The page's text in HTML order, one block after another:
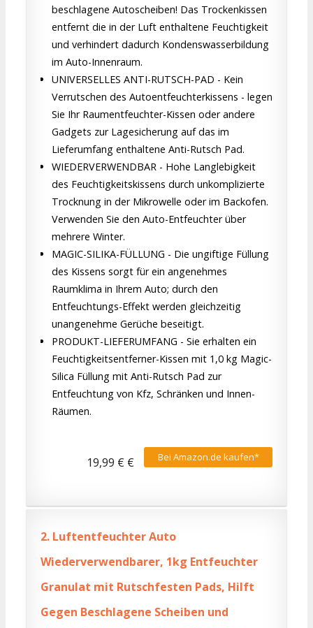
beschlagene Autoscheiben! Das Trockenkissen
entfernt die in der Luft enthaltene Feuchtigkeit
und verhindert dadurch Kondenswasserbildung
im Auto-Innenraum.
UNIVERSELLES ANTI-RUTSCH-PAD - Kein
Verrutschen des Autoentfeuchterkissens - legen
Sie Ihr Raumentfeuchter-Kissen oder andere
Gadgets zur Lagesicherung auf das im
Lieferumfang enthaltene Anti-Rutsch Pad.
WIEDERVERWENDBAR - Hohe Langlebigkeit
des Feuchtigkeitskissens durch unkomplizierte
Trocknung in der Mikrowelle oder im Backofen.
Verwenden Sie den Auto-Entfeuchter über
mehrere Winter.
MAGIC-SILIKA-FÜLLUNG - Die ungiftige Füllung
des Kissens sorgt für ein angenehmes
Raumklima in Ihrem Auto; durch den
Entfeuchtungs-Effekt werden gleichzeitig
unangenehme Gerüche beseitigt.
PRODUKT-LIEFERUMFANG - Sie erhalten ein
Feuchtigkeitsentferner-Kissen mit 1,0 kg Magic-
Silica Füllung mit Anti-Rutsch Pad zur
Entfeuchtung von Kfz, Schränken und Innen-
Räumen.
Bei Amazon.de kaufen*
19,99 € €
2. Luftentfeuchter Auto
Wiederverwendbarer, 1kg Entfeuchter
Granulat mit Rutschfesten Pads, Hilft
Gegen Beschlagene Scheiben und